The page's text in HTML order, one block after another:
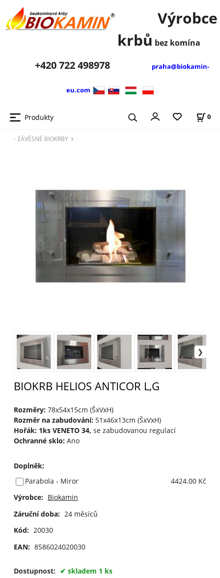
Výrobce
krbů bez komína
+420722 498978 praha@biokamin-
eu.com
Produkty 0
- ZÁVĚSNÉ BIOKRBY
BIOKRB HELIOS ANTICOR L,G
Rozměry:78x54x15cm (ŠxVxH)
Rozměr na zabudování:51x46x13cm (ŠxVxH)
Hořák: 1ks VENETO 34, se zabudovanou regulací
Ochranné sklo:Ano
Doplněk:
Parabola - Miror
4424.00 Kč
Výrobce: Biokamin
Záruční doba: 24 měsíců
Kód: 20030
EAN: 8586024020030
Dostupnost: skladem 1 ks